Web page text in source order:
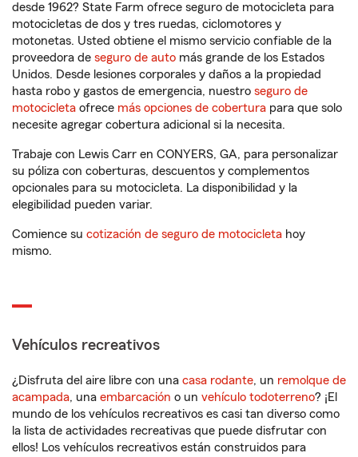
desde 1962? State Farm ofrece seguro de motocicleta para
motocicletas de dos y tres ruedas, ciclomotores y
motonetas. Usted obtiene el mismo servicio confiable de la
proveedora de seguro de auto más grande de los Estados
Unidos. Desde lesiones corporales y daños a la propiedad
hasta robo y gastos de emergencia, nuestro seguro de
motocicleta ofrece más opciones de cobertura para que solo
necesite agregar cobertura adicional si la necesita.
Trabaje con Lewis Carr en CONYERS, GA, para personalizar
su póliza con coberturas, descuentos y complementos
opcionales para su motocicleta. La disponibilidad y la
elegibilidad pueden variar.
Comience su cotización de seguro de motocicleta hoy
mismo.
Vehículos recreativos
¿Disfruta del aire libre con una casa rodante, un remolque de
acampada, una embarcación o un vehículo todoterreno? ¡El
mundo de los vehículos recreativos es casi tan diverso como
la lista de actividades recreativas que puede disfrutar con
ellos! Los vehículos recreativos están construidos para